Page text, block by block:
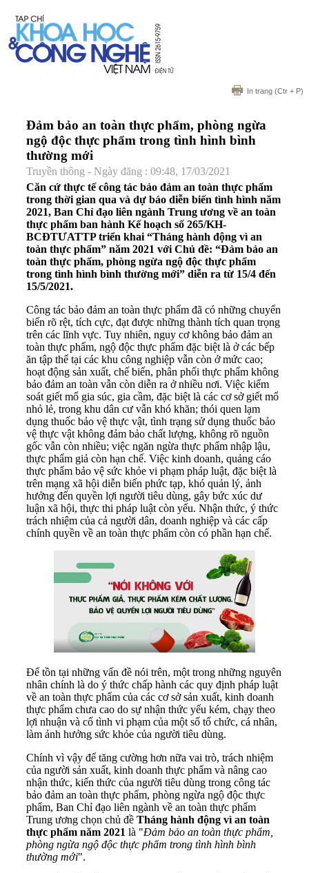
In trang (Ctr + P)
Đảm bảo an toàn thực phẩm, phòng ngừa
ngộ độc thực phẩm trong tình hình bình
thường mới
Truyền thông - Ngày đăng : 09:48, 17/03/2021
Căn cứ thực tế công tác bảo đảm an toàn thực phẩm
trong thời gian qua và dự báo diễn biến tình hình năm
2021, Ban Chỉ đạo liên ngành Trung ương về an toàn
thực phẩm ban hành Kế hoạch số 265/KH-
BCĐTƯATTP triển khai “Tháng hành động vì an
toàn thực phẩm” năm 2021 với Chủ đề: “Đảm bảo an
toàn thực phẩm, phòng ngừa ngộ độc thực phẩm
trong tình hình bình thường mới” diễn ra từ 15/4 đến
15/5/2021.
Công tác bảo đảm an toàn thực phẩm đã có những chuyển
biến rõ rệt, tích cực, đạt được những thành tích quan trọng
trên các lĩnh vực. Tuy nhiên, nguy cơ không bảo đảm an
toàn thực phẩm, ngộ độc thực phẩm đặc biệt là ở các bếp
ăn tập thể tại các khu công nghiệp vẫn còn ở mức cao;
hoạt động sản xuất, chế biến, phân phối thực phẩm không
bảo đảm an toàn vẫn còn diễn ra ở nhiều nơi. Việc kiểm
soát giết mổ gia súc, gia cầm, đặc biệt là các cơ sở giết mổ
nhỏ lẻ, trong khu dân cư vẫn khó khăn; thói quen lạm
dụng thuốc bảo vệ thực vật, tình trạng sử dụng thuốc bảo
vệ thực vật không đảm bảo chất lượng, không rõ nguồn
gốc vẫn còn nhiều; việc ngăn ngừa thực phẩm nhập lậu,
thực phẩm giả còn hạn chế. Việc kinh doanh, quảng cáo
thực phẩm bảo vệ sức khỏe vi phạm pháp luật, đặc biệt là
trên mạng xã hội diễn biến phức tạp, khó quản lý, ảnh
hưởng đến quyền lợi người tiêu dùng, gây bức xúc dư
luận xã hội, thực thi pháp luật còn yếu. Nhận thức, ý thức
trách nhiệm của cả người dân, doanh nghiệp và các cấp
chính quyền về an toàn thực phẩm còn có phần hạn chế.
Để tồn tại những vấn đề nói trên, một trong những nguyên
nhân chính là do ý thức chấp hành các quy định pháp luật
về an toàn thực phẩm của các cơ sở sản xuất, kinh doanh
thực phẩm chưa cao do sự nhận thức yếu kém, chạy theo
lợi nhuận và cố tình vi phạm của một số tổ chức, cá nhân,
làm ảnh hưởng sức khỏe của người tiêu dùng.
Chính vì vậy để tăng cường hơn nữa vai trò, trách nhiệm
của người sản xuất, kinh doanh thực phẩm và nâng cao
nhận thức, kiến thức của người tiêu dùng trong công tác
bảo đảm an toàn thực phẩm, phòng ngừa ngộ độc thực
phẩm, Ban Chỉ đạo liên ngành về an toàn thực phẩm
Trung ương chọn chủ đề Tháng hành động vì an toàn
thực phẩm năm 2021 là "Đảm bảo an toàn thực phẩm,
phòng ngừa ngộ độc thực phẩm trong tình hình bình
thường mới".